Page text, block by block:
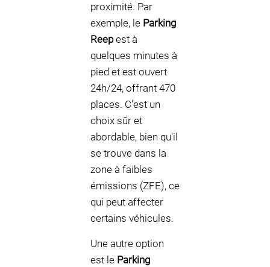
proximité. Par
exemple, le Parking
Reepest à
quelques minutes à
pied et est ouvert
24h/24, offrant 470
places. C'est un
choix sûr et
abordable, bien qu'il
se trouve dans la
zone à faibles
émissions (ZFE), ce
qui peut affecter
certains véhicules.
Une autre option
est le Parking